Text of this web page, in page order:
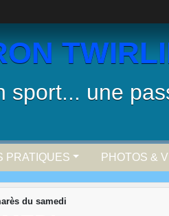
sport... une
PRATIQUES PHOTOS &
du samedi